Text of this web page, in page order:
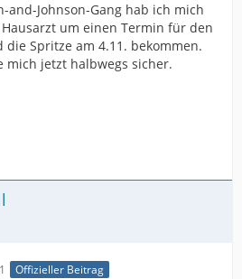
and-Johnson-Gang hab ich mich
um einen Termin für den
Spritze am 4.11. bekommen.
mich jetzt halbwegs sicher.
Offizieller Beitrag